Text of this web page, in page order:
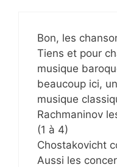
Bon, les
Tiens et pour
musique
beaucoup ici,
musique
Rachmaninov
(1 à 4)
Chostakovicht
Aussi les